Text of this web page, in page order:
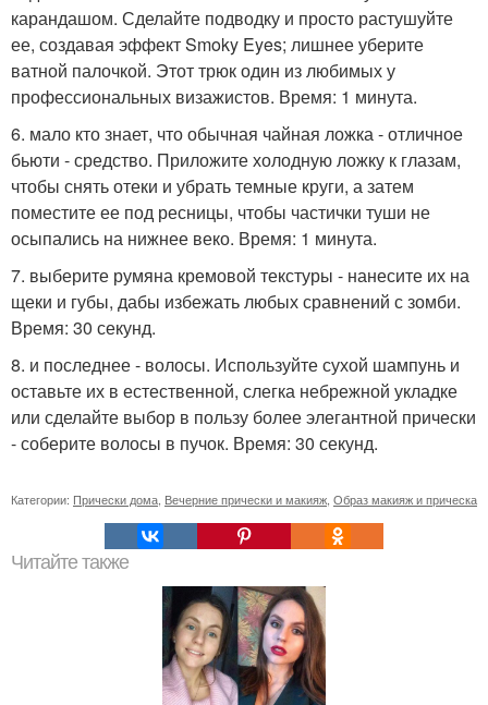
карандашом. Сделайте подводку и просто растушуйте
ее, создавая эффект Smoky Eyes; лишнее уберите
ватной палочкой. Этот трюк один из любимых у
профессиональных визажистов. Время: 1 минута.
6. мало кто знает, что обычная чайная ложка - отличное
бьюти - средство. Приложите холодную ложку к глазам,
чтобы снять отеки и убрать темные круги, а затем
поместите ее под ресницы, чтобы частички туши не
осыпались на нижнее веко. Время: 1 минута.
7. выберите румяна кремовой текстуры - нанесите их на
щеки и губы, дабы избежать любых сравнений с зомби.
Время: 30 секунд.
8. и последнее - волосы. Используйте сухой шампунь и
оставьте их в естественной, слегка небрежной укладке
или сделайте выбор в пользу более элегантной прически
- соберите волосы в пучок. Время: 30 секунд.
Категории: Прически дома Вечерние прически и макияж Образ макияж и прическа
Читайте также